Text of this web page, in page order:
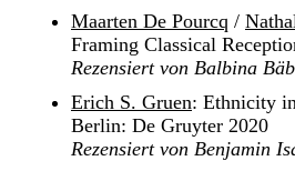
Maarten De Pourcq /
Framing Classical
Rezensiert von Balbina
Erich S. Gruen: Ethnicity
Berlin: De Gruyter 2020
Rezensiert von Benjamin